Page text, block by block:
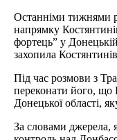
Останніми тижнями
напрямку
фортець” у
захопила
Під час розмови з
переконати його, що
Донецької області,
За словами джерела,